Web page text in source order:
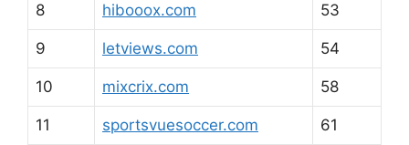
8 hibooox.com 53
9 letviews.com 54
10 mixcrix.com 58
11 sportsvuesoccer.com 61